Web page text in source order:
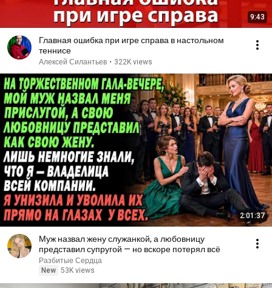
9:43
Главная ошибка при игре справа в настольном
теннисе
Алексей Силантьев • 322K views
2:01:37
Муж назвал жену служанкой, а любовницу
представил супругой — но вскоре потерял всё
Разбитые Сердца
New 53K views